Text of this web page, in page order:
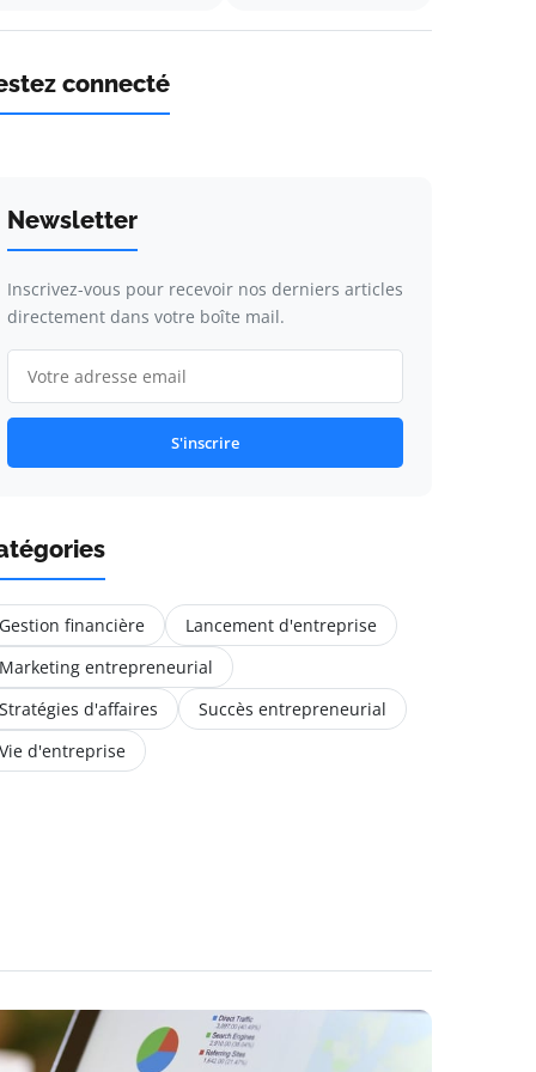
connecté
Newsletter
Inscrivez-vous pour recevoir nos derniers articles
directement dans votre boîte mail.
S'inscrire
financière
Lancement d'entreprise
entrepreneurial
d'affaires
Succès entrepreneurial
d'entreprise